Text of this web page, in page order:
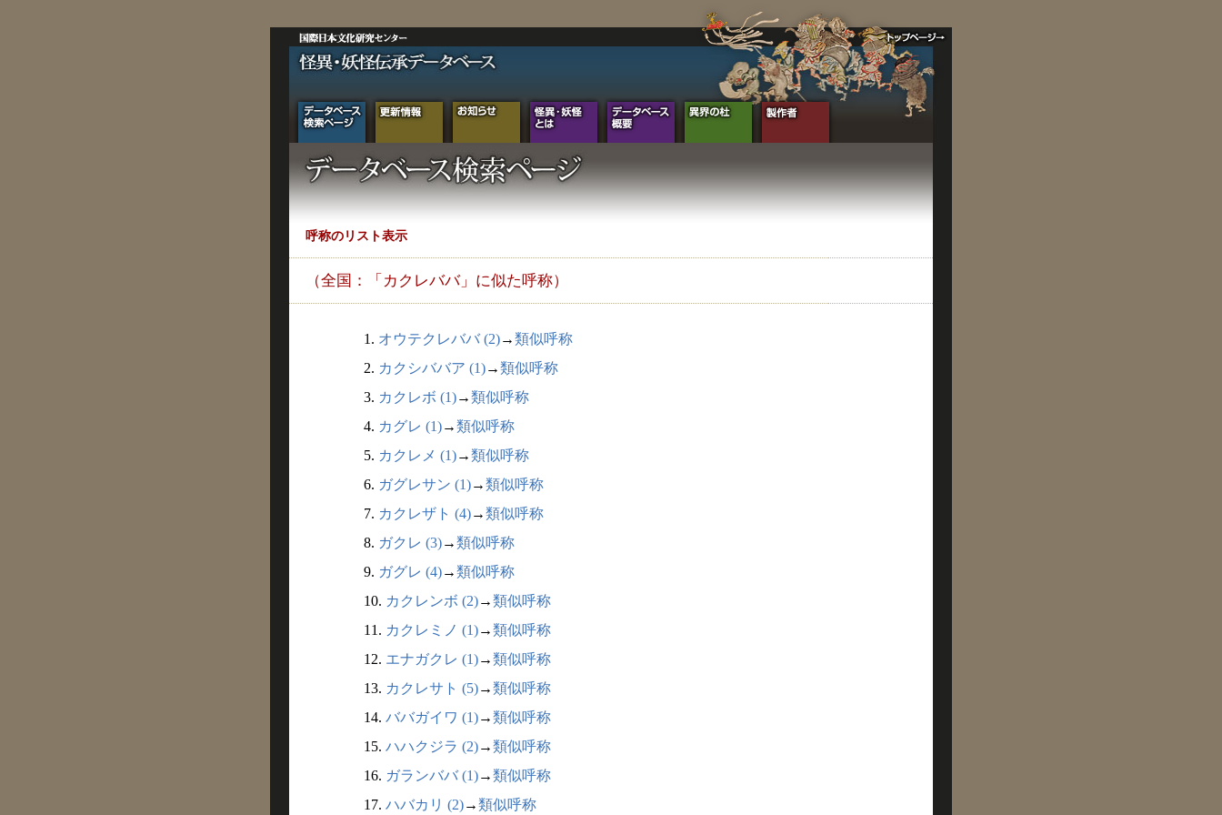
呼称のリスト表示
（全国：「カクレババ」に似た呼称）
1. オウテクレババ (2)→類似呼称
2. カクシババア (1)→類似呼称
3. カクレボ (1)→類似呼称
4. カグレ (1)→類似呼称
5. カクレメ (1)→類似呼称
6. ガグレサン (1)→類似呼称
7. カクレザト (4)→類似呼称
8. ガクレ (3)→類似呼称
9. ガグレ (4)→類似呼称
10. カクレンボ (2)→類似呼称
11. カクレミノ (1)→類似呼称
12. エナガクレ (1)→類似呼称
13. カクレサト (5)→類似呼称
14. ババガイワ (1)→類似呼称
15. ハハクジラ (2)→類似呼称
16. ガランババ (1)→類似呼称
17. ハバカリ (2)→類似呼称